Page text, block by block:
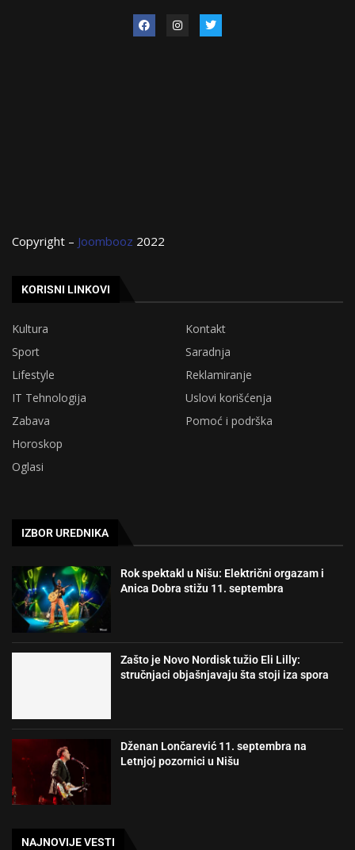
Copyright – Joombooz 2022
KORISNI LINKOVI
Kultura
Kontakt
Sport
Saradnja
Lifestyle
Reklamiranje
IT Tehnologija
Uslovi korišćenja
Zabava
Pomoć i podrška
Horoskop
Oglasi
IZBOR UREDNIKA
Rok spektakl u Nišu: Električni orgazam i
Anica Dobra stižu 11. septembra
Zašto je Novo Nordisk tužio Eli Lilly:
stručnjaci objašnjavaju šta stoji iza spora
Dženan Lončarević 11. septembra na
Letnjoj pozornici u Nišu
NAJNOVIJE VESTI